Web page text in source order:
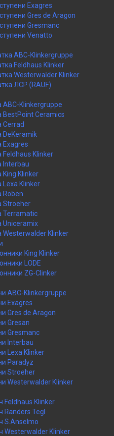
Exagres
Gres de Aragon
Gresmanc
Venatto
ABC-Klinkergruppe
Feldhaus Klinker
Westerwalder Klinker
ЛСР (RAUF)
ABC-Klinkergruppe
BestPoint Ceramics
Cerrad
DeKeramik
Exagres
Feldhaus Klinker
Interbau
King Klinker
Lexa Klinker
Roben
Stroeher
Terramatic
Uniceramix
Westerwalder Klinker
King Klinker
LODE
ZG-Clinker
ABC-Klinkergruppe
Exagres
Gres de Aragon
Gresan
Gresmanc
Interbau
Lexa Klinker
Paradyz
Stroeher
Westerwalder Klinker
Feldhaus Klinker
Randers Tegl
S.Anselmo
Westerwalder Klinker